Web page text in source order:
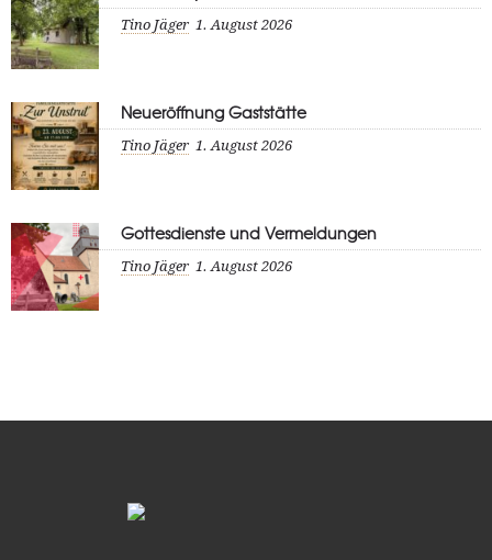
Tino Jäger 1. August 2026
Neueröffnung Gaststätte
Tino Jäger 1. August 2026
Gottesdienste und Vermeldungen
Tino Jäger 1. August 2026